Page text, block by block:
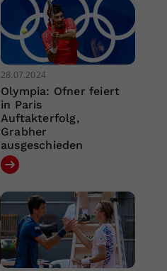
28.07.2024
Olympia: Ofner feiert
in Paris
Auftakterfolg,
Grabher
ausgeschieden